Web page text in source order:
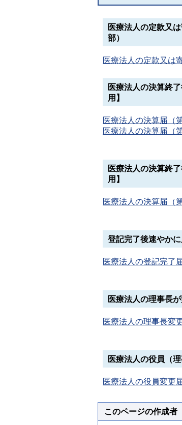
医療法人の定款又
部）
医療法人の定款又は
医療法人の決算終
用】
医療法人の決算届（
医療法人の決算届（
医療法人の決算終
用】
医療法人の決算届（
登記完了後速やかに
医療法人の登記完了
医療法人の理事長
医療法人の理事長変
医療法人の役員（
医療法人の役員変更
このページの作成者